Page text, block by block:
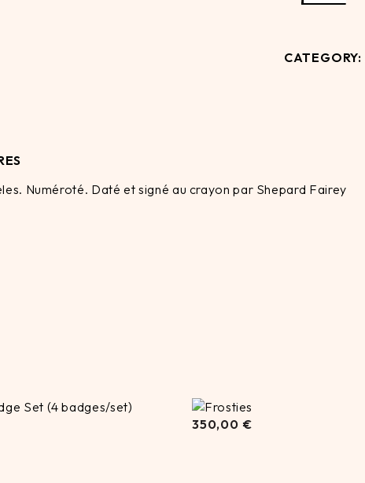
CATEGORY:
Numéroté. Daté et signé au crayon par Shepard Fairey
350,00
350,00 €